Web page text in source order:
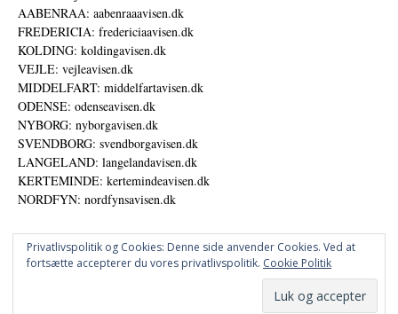
AABENRAA: aabenraaavisen.dk
FREDERICIA: fredericiaavisen.dk
KOLDING: koldingavisen.dk
VEJLE: vejleavisen.dk
MIDDELFART: middelfartavisen.dk
ODENSE: odenseavisen.dk
NYBORG: nyborgavisen.dk
SVENDBORG: svendborgavisen.dk
LANGELAND: langelandavisen.dk
KERTEMINDE: kertemindeavisen.dk
NORDFYN: nordfynsavisen.dk
Privatlivspolitik og Cookies: Denne side anvender Cookies. Ved at
fortsætte accepterer du vores privatlivspolitik. Cookie Politik